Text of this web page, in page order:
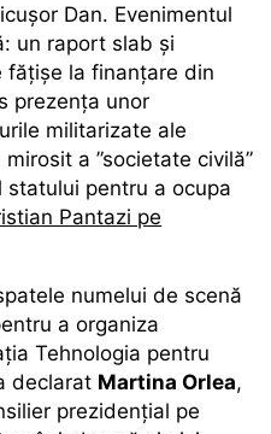
Dan. Evenimentul
un raport slab și
fățișe la finanțare din
prezența unor
militarizate ale
a ”societate civilă”
pentru a ocupa
Pantazi pe
numelui de scenă
a organiza
Tehnologia pentru
declarat Martina Orlea,
prezidențial pe